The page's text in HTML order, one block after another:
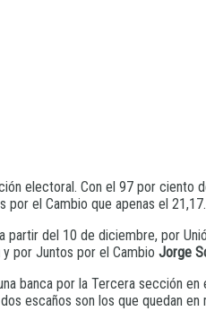
electoral. Con el 97 por
el Cambio que apenas el
partir del 10 de diciembre, por
y por Juntos por el Cambio Jorge
banca por la Tercera sección
escaños son los que quedan